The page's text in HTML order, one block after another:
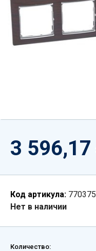
3 596,17
Код артикула: 770375
Нет в наличии
Количество: